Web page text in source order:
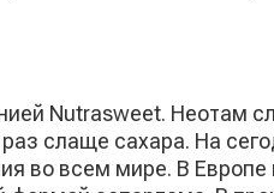
Nutrasweet. Неотам
слаще сахара. На
во всем мире. В Европе